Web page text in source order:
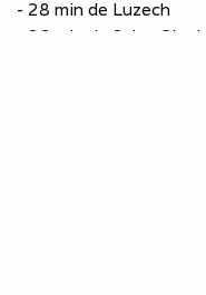
- 28 min de Luzech
- 36 min de Saint-Cirq